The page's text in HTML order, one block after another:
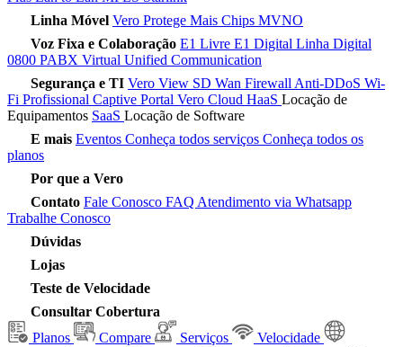
Linha Móvel Vero Protege Mais Chips MVNO
Voz Fixa e Colaboração E1 Livre E1 Digital Linha Digital
0800 PABX Virtual Unified Communication
Segurança e TI Vero View SD Wan Firewall Anti-DDoS Wi-
Fi Profissional Captive Portal Vero Cloud HaaS Locação de
Equipamentos SaaS Locação de Software
E mais Eventos Conheça todos serviços Conheça todos os
planos
Por que a Vero
Contato Fale Conosco FAQ Atendimento via Whatsapp
Trabalhe Conosco
Dúvidas
Lojas
Teste de Velocidade
Consultar Cobertura
Planos
Compare Serviços
Velocidade